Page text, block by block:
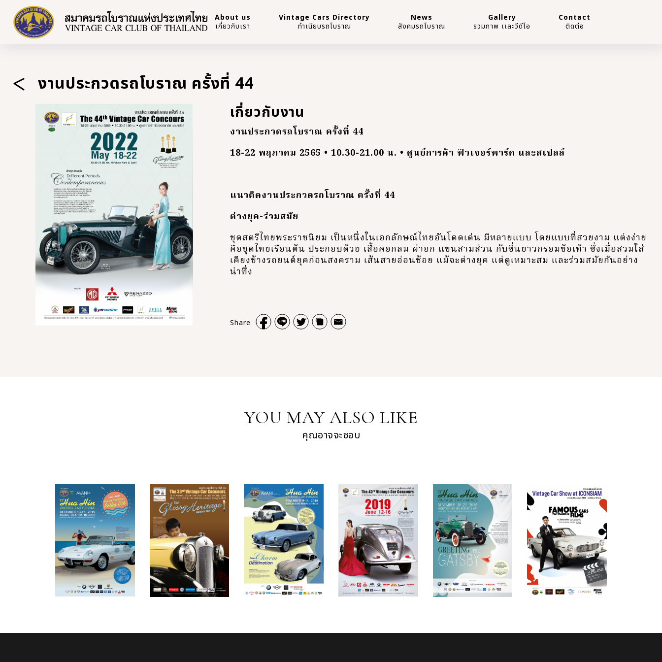
About us
เกี่ยวกับเรา
Vintage Cars Directory
ทำเนียบรถโบราณ
News
สังคมรถโบราณ
Gallery
รวมภาพ เเละวีดีโอ
Contact
ติดต่อ
งานประกวดรถโบราณ ครั้งที่ 44
เกี่ยวกับงาน
งานประกวดรถโบราณ ครั้งที่ 44
18-22 พฤภาคม 2565 • 10.30-21.00 น. • ศูนย์การค้า ฟิวเจอร์พาร์ค และสเปลล์
แนวคิดงานประกวดรถโบราณ ครั้งที่ 44
ต่างยุค-ร่วมสมัย
ชุดสตรีไทยพระราชนิยม เป็นหนึ่งในเอกลักษณ์ไทยอันโดดเด่น มีหลายแบบ โดยแบบที่สวยงาม แต่งง่าย
คือชุดไทยเรือนต้น ประกอบด้วย เสื้อคอกลม ผ่าอก แขนสามส่วน กับซิ่นยาวกรอมข้อเท้า ซึ่งเมื่อสวมใส่
เคียงข้างรถยนต์ยุคก่อนสงคราม เส้นสายอ่อนช้อย แม้จะต่างยุค แต่ดูเหมาะสม และร่วมสมัยกันอย่าง
น่าทึ่ง
Share
YOU MAY ALSO LIKE
คุณอาจจะชอบ